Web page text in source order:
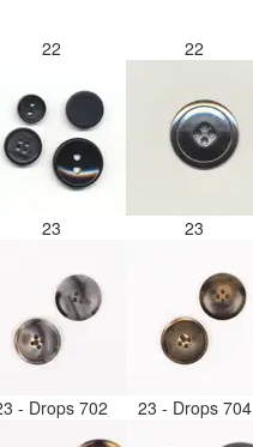
22 22
23 23
- Drops 702 23 - Drops 704